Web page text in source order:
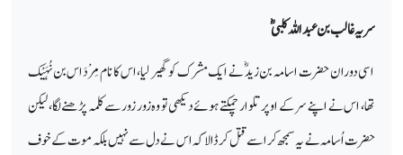
سریہ غالب بن عبد اللہ کلبیؓ
اسی دوران حضرت اسامہ بن زیدؓ نے ایک مشرک کو گھیر لیا، اس کا نام مِرْدَاس بن نُہَیْک
تھا، اس نے اپنے سر کے اوپر تلوار چمکتے ہوئے دیکھی تو وہ زور زور سے کلمہ پڑھنے لگا، لیکن
حضرت اُسامہ نے یہ سمجھ کر اسے قتل کر ڈالا کہ اس نے دل سے نہیں بلکہ موت کے خوف